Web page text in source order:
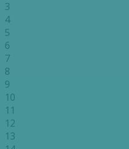
3
4
5
6
7
8
9
10
11
12
13